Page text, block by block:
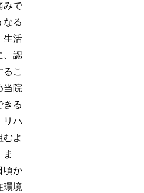
みで
なる
生活
、認
こ
当院
きる
リハ
むよ
頃か
環境